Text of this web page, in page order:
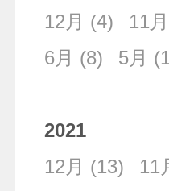
12月 (4) 11月
6月 (8) 5月
2021
12月 (13) 11